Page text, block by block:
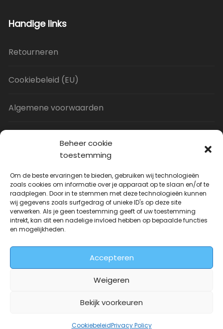
Beheer cookie
toestemming
Om de beste ervaringen te bieden, gebruiken wij technologieën
zoals cookies om informatie over je apparaat op te slaan en/of te
raadplegen. Door in te stemmen met deze technologieën kunnen
wij gegevens zoals surfgedrag of unieke ID's op deze site
verwerken. Als je geen toestemming geeft of uw toestemming
intrekt, kan dit een nadelige invloed hebben op bepaalde functies
en mogelijkheden.
Accepteren
Weigeren
Bekijk voorkeuren
CookiebeleidPrivacy Policy
Handige links
Retourneren
Cookiebeleid (EU)
Algemene voorwaarden
Uitverkoop
JNF Deurklink gebogen 16mm
prijs
was:
prijs
is:
Deurkrukwinkel.nl is onderdeel van
DeurbeslagGigant